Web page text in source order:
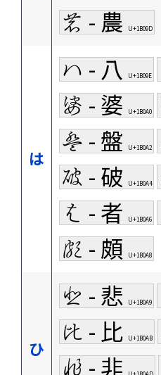
𛂝 - 農 U+1B09D
は
𛂞 - 八 U+1B09E
𛂠 - 婆 U+1B0A0
𛂢 - 盤 U+1B0A2
𛂤 - 破 U+1B0A4
𛂦 - 者 U+1B0A6
𛂨 - 頗 U+1B0A8
ひ
𛂩 - 悲 U+1B0A9
𛂫 - 比 U+1B0AB
𛂭 - 非